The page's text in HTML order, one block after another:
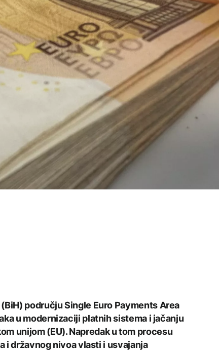
području Single Euro Payments Area
u modernizaciji platnih sistema i jačanju
unijom (EU). Napredak u tom procesu
i državnog nivoa vlasti i usvajanja